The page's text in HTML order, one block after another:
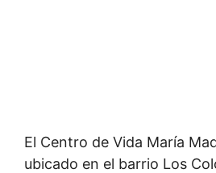
El Centro de Vida María
ubicado en el barrio Los